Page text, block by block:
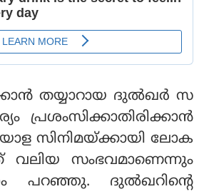
തയ്യാറായ ദുൽഖർ സ
പ്രശംസിക്കാതിരിക്കാൻ
സിനിമയ്ക്കായി ലോക
വലിയ സംഭവമാണെന്നും
പറഞ്ഞു. ദുൽഖറിന്റെ